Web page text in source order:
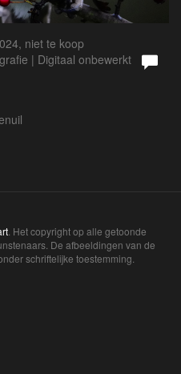
niet te koop
| Digitaal onbewerkt
. Het copyright op alle getoonde
De afbeeldingen van de
schriftelijke toestemming.